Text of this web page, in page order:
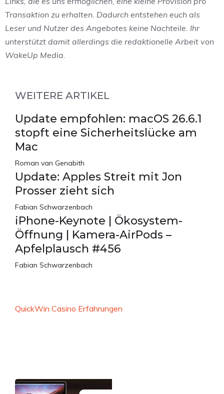
Transaktion zu erhalten. Dadurch entstehen euch als
Leser und Nutzer des Angebotes keine Nachteile. Ihr
unterstützt damit allerdings die redaktionelle Arbeit von
WakeUp Media.
WEITERE ARTIKEL
Update empfohlen: macOS 26.6.1
stopft eine Sicherheitslücke am
Mac
Roman van Genabith
Update: Apples Streit mit Jon
Prosser zieht sich
Fabian Schwarzenbach
iPhone-Keynote | Ökosystem-
Öffnung | Kamera-AirPods –
Apfelplausch #456
Fabian Schwarzenbach
QuickWin Casino Erfahrungen